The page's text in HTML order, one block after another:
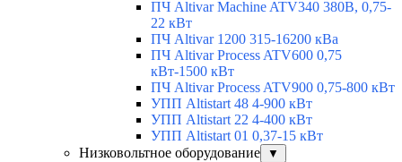
ПЧ Altivar Machine ATV340 380В, 0,75-
22 кВт
ПЧ Altivar 1200 315-16200 кВа
ПЧ Altivar Process ATV600 0,75
кВт-1500 кВт
ПЧ Altivar Process ATV900 0,75-800 кВт
УПП Altistart 48 4-900 кВт
УПП Altistart 22 4-400 кВт
УПП Altistart 01 0,37-15 кВт
Низковольтное оборудование
▼